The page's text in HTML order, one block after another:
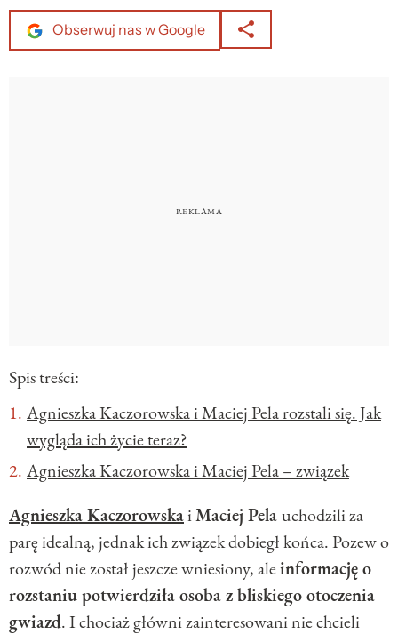
Obserwuj nas w Google
Spis treści:
Agnieszka Kaczorowska i Maciej Pela rozstali się. Jak
wygląda ich życie teraz?
Agnieszka Kaczorowska i Maciej Pela – związek
Agnieszka KaczorowskaiMaciej Pelauchodzili za
parę idealną, jednak ich związek dobiegł końca. Pozew o
rozwód nie został jeszcze wniesiony, aleinformację o
rozstaniu potwierdziła osoba z bliskiego otoczenia
gwiazd. I chociaż główni zainteresowani nie chcieli